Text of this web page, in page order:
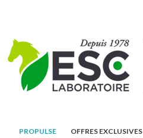
PROPULSE OFFRES EXCLUSIVES